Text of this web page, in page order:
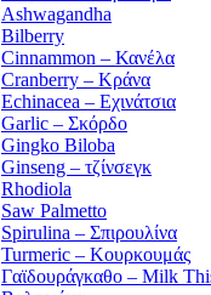
Ashwagandha
Bilberry
Cinnammon – Κανέλα
Cranberry – Κράνα
Echinacea – Εχινάτσια
Garlic – Σκόρδο
Gingko Biloba
Ginseng – τζίνσεγκ
Rhodiola
Saw Palmetto
Spirulina – Σπιρουλίνα
Turmeric – Κουρκουμάς
Γαϊδουράγκαθο – Milk